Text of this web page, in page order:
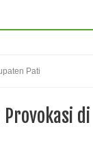
Pati
Provokasi di